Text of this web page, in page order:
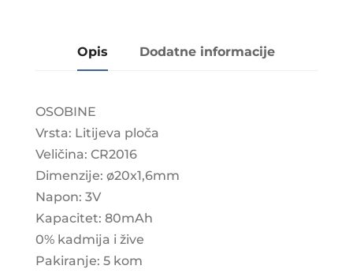
Opis Dodatne informacije
OSOBINE
Vrsta: Litijeva ploča
Veličina: CR2016
Dimenzije: ø20x1,6mm
Napon: 3V
Kapacitet: 80mAh
0% kadmija i žive
Pakiranje: 5 kom